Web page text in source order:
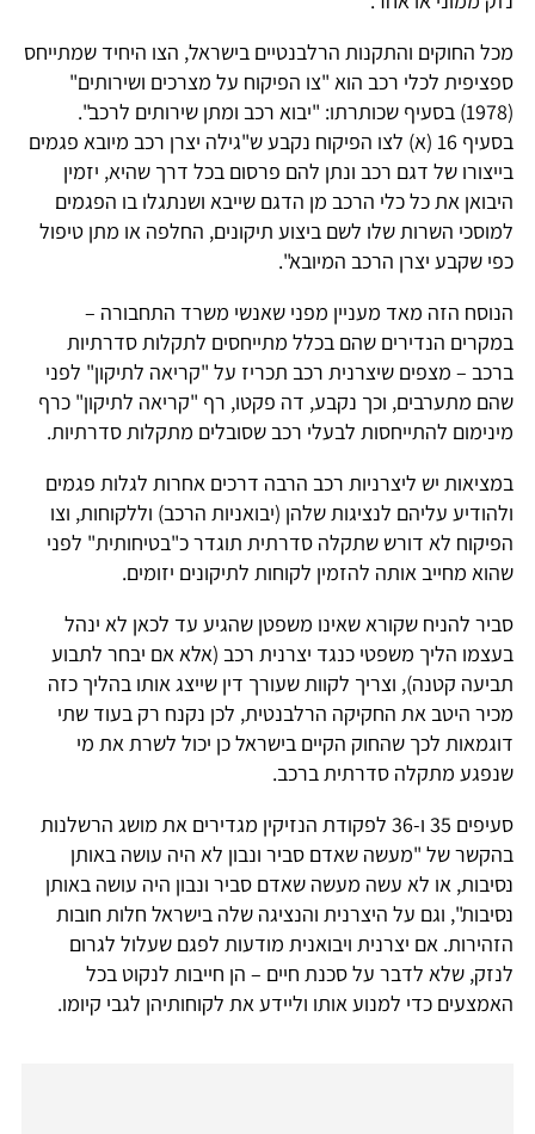
מכל החוקים והתקנות הרלבנטיים בישראל, הצו היחיד שמתייחס
ספציפית לכלי רכב הוא "צו הפיקוח על מצרכים ושירותים"
(1978) בסעיף שכותרתו: "יבוא רכב ומתן שירותים לרכב".
בסעיף 16 (א) לצו הפיקוח נקבע ש"גילה יצרן רכב מיובא פגמים
בייצורו של דגם רכב ונתן להם פרסום בכל דרך שהיא, יזמין
היבואן את כל כלי הרכב מן הדגם שייבא ושנתגלו בו הפגמים
למוסכי השרות שלו לשם ביצוע תיקונים, החלפה או מתן טיפול
כפי שקבע יצרן הרכב המיובא".
הנוסח הזה מאד מעניין מפני שאנשי משרד התחבורה –
במקרים הנדירים שהם בכלל מתייחסים לתקלות סדרתיות
ברכב – מצפים שיצרנית רכב תכריז על "קריאה לתיקון" לפני
שהם מתערבים, וכך נקבע, דה פקטו, רף "קריאה לתיקון" כרף
מינימום להתייחסות לבעלי רכב שסובלים מתקלות סדרתיות.
במציאות יש ליצרניות רכב הרבה דרכים אחרות לגלות פגמים
ולהודיע עליהם לנציגות שלהן (יבואניות הרכב) וללקוחות, וצו
הפיקוח לא דורש שתקלה סדרתית תוגדר כ"בטיחותית" לפני
שהוא מחייב אותה להזמין לקוחות לתיקונים יזומים.
סביר להניח שקורא שאינו משפטן שהגיע עד לכאן לא ינהל
בעצמו הליך משפטי כנגד יצרנית רכב (אלא אם יבחר לתבוע
תביעה קטנה), וצריך לקוות שעורך דין שייצג אותו בהליך כזה
מכיר היטב את החקיקה הרלבנטית, לכן נקנח רק בעוד שתי
דוגמאות לכך שהחוק הקיים בישראל כן יכול לשרת את מי
שנפגע מתקלה סדרתית ברכב.
סעיפים 35 ו-36 לפקודת הנזיקין מגדירים את מושג הרשלנות
בהקשר של "מעשה שאדם סביר ונבון לא היה עושה באותן
נסיבות, או לא עשה מעשה שאדם סביר ונבון היה עושה באותן
נסיבות", וגם על היצרנית והנציגה שלה בישראל חלות חובות
הזהירות. אם יצרנית ויבואנית מודעות לפגם שעלול לגרום
לנזק, שלא לדבר על סכנת חיים – הן חייבות לנקוט בכל
האמצעים כדי למנוע אותו וליידע את לקוחותיהן לגבי קיומו.